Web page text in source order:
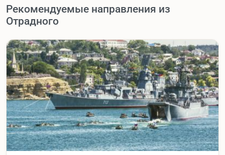
Рекомендуемые направления из
Отрадного